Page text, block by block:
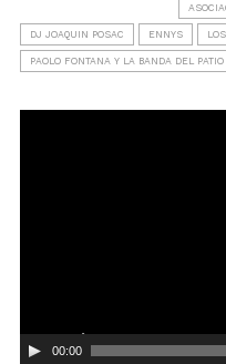
DJ JOAQUIN POSAC ENNYS
PAOLO FONTANA Y LA BANDA DEL PATIO
00:00